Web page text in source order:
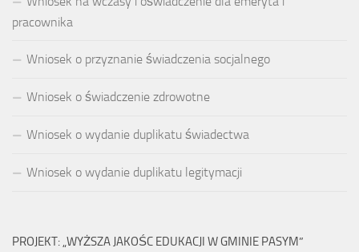
pracownika
Wniosek o przyznanie świadczenia socjalnego
Wniosek o świadczenie zdrowotne
Wniosek o wydanie duplikatu świadectwa
Wniosek o wydanie duplikatu legitymacji
PROJEKT: „WYŻSZA JAKOŚC EDUKACJI W GMINIE PASYM”